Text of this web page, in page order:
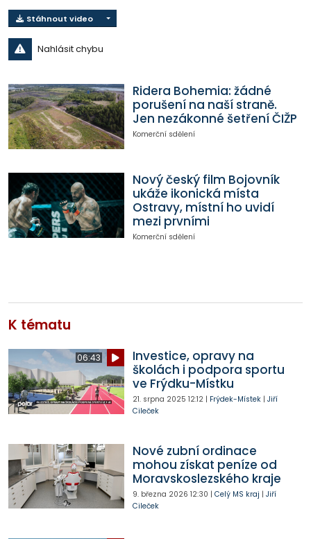
Stáhnout video
Nahlásit chybu
Ridera Bohemia: žádné
porušení na naší straně.
Jen nezákonné šetření ČIŽP
Komerční sdělení
Nový český film Bojovník
ukáže ikonická místa
Ostravy, místní ho uvidí
mezi prvními
Komerční sdělení
K tématu
06:43
Investice, opravy na
školách i podpora sportu
ve Frýdku-Místku
21. srpna 2025 12:12| Frýdek-Místek| Jiří
Cileček
Nové zubní ordinace
mohou získat peníze od
Moravskoslezského kraje
9. března 2026 12:30 | Celý MS kraj | Jiří
Cileček